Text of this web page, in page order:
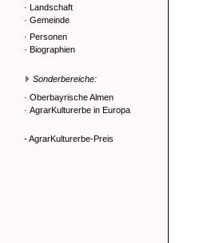
· Landschaft
· Gemeinde
· Personen
· Biographien
Sonderbereiche:
· Oberbayrische Almen
· AgrarKulturerbe in Europa
- AgrarKulturerbe-Preis